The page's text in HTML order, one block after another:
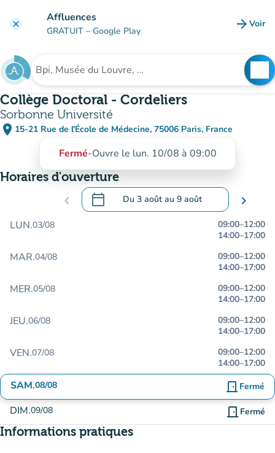
clear Affluences
GRATUIT – Google Play arrow_forward Voir
Rechercher un établissement
Collège Doctoral - Cordeliers
Sorbonne Université
place 15-21 Rue de l'École de Médecine, 75006 Paris, France
(ouvrir dans Google Maps)
(nouvel onglet)
Fermé-Ouvre le lun. 10/08 à 09:00
Horaires d'ouverture
chevron_left calendar_today Du 3 aoûtau 9 août
.Ouvrir le calendrier pour changer de
chevron_right
LUN.03/08 09:00–12:00
14:00–17:00
MAR.04/08 09:00–12:00
14:00–17:00
MER.05/08 09:00–12:00
14:00–17:00
JEU.06/08 09:00–12:00
14:00–17:00
VEN.07/08 09:00–12:00
14:00–17:00
SAM.08/08 door_front Fermé
DIM.09/08 door_front Fermé
Informations pratiques